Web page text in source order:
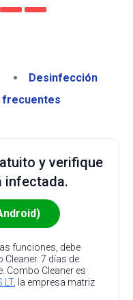
Desinfección
frecuentes
y verifique
infectada.
funciones, debe
7 días de
Combo Cleaner es
LT, la empresa matriz